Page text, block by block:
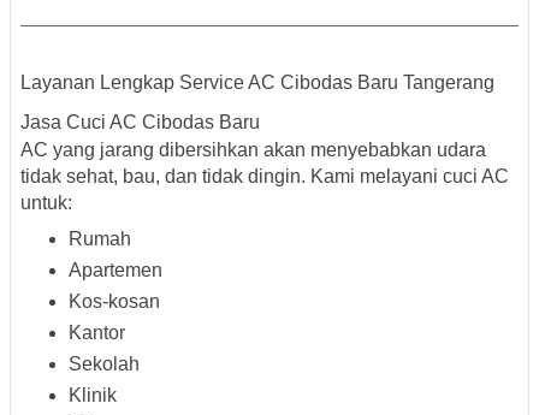
Layanan Lengkap Service AC Cibodas Baru Tangerang
Jasa Cuci AC Cibodas Baru
AC yang jarang dibersihkan akan menyebabkan udara
tidak sehat, bau, dan tidak dingin. Kami melayani cuci AC
untuk:
Rumah
Apartemen
Kos-kosan
Kantor
Sekolah
Klinik